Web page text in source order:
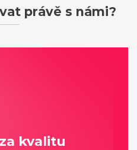
právě s námi?
kvalitu